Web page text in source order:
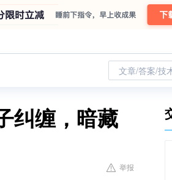
文章/答案/技
纠缠，暗藏
举报